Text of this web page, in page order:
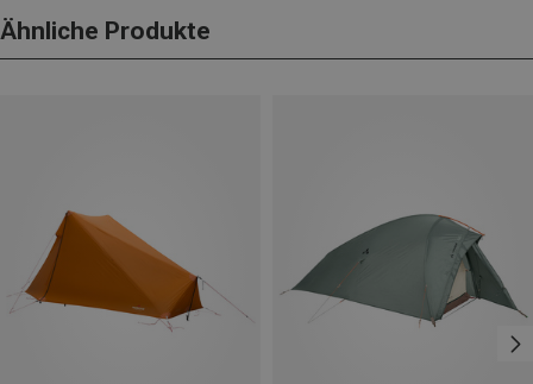
Ähnliche Produkte